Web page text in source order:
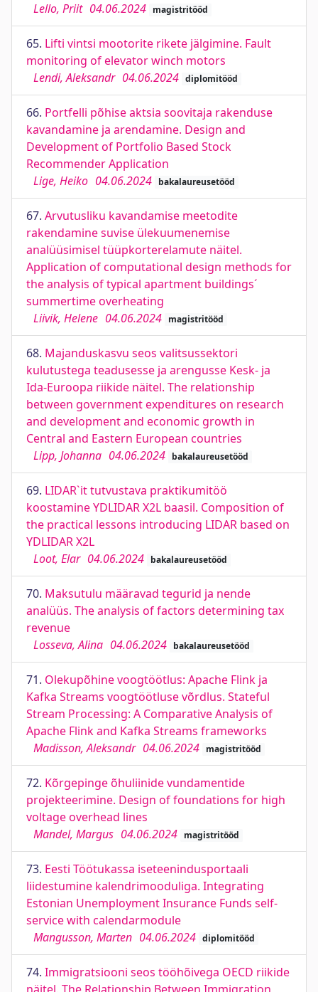
Lello, Priit 04.06.2024 magistritööd
65. Lifti vintsi mootorite rikete jälgimine. Fault
monitoring of elevator winch motors
Lendi, Aleksandr 04.06.2024 diplomitööd
66. Portfelli põhise aktsia soovitaja rakenduse
kavandamine ja arendamine. Design and
Development of Portfolio Based Stock
Recommender Application
Lige, Heiko 04.06.2024 bakalaureusetööd
67. Arvutusliku kavandamise meetodite
rakendamine suvise ülekuumenemise
analüüsimisel tüüpkorterelamute näitel.
Application of computational design methods for
the analysis of typical apartment buildings´
summertime overheating
Liivik, Helene 04.06.2024 magistritööd
68. Majanduskasvu seos valitsussektori
kulutustega teadusesse ja arengusse Kesk- ja
Ida-Euroopa riikide näitel. The relationship
between government expenditures on research
and development and economic growth in
Central and Eastern European countries
Lipp, Johanna 04.06.2024 bakalaureusetööd
69. LIDAR`it tutvustava praktikumitöö
koostamine YDLIDAR X2L baasil. Composition of
the practical lessons introducing LIDAR based on
YDLIDAR X2L
Loot, Elar 04.06.2024 bakalaureusetööd
70. Maksutulu määravad tegurid ja nende
analüüs. The analysis of factors determining tax
revenue
Losseva, Alina 04.06.2024 bakalaureusetööd
71. Olekupõhine voogtöötlus: Apache Flink ja
Kafka Streams voogtöötluse võrdlus. Stateful
Stream Processing: A Comparative Analysis of
Apache Flink and Kafka Streams frameworks
Madisson, Aleksandr 04.06.2024 magistritööd
72. Kõrgepinge õhuliinide vundamentide
projekteerimine. Design of foundations for high
voltage overhead lines
Mandel, Margus 04.06.2024 magistritööd
73. Eesti Töötukassa iseteenindusportaali
liidestumine kalendrimooduliga. Integrating
Estonian Unemployment Insurance Funds self-
service with calendarmodule
Mangusson, Marten 04.06.2024 diplomitööd
74. Immigratsiooni seos tööhõivega OECD riikide